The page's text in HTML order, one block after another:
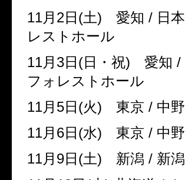
11月 2日(土) 愛知 / 日
レストホール
11月 3日(日・祝) 愛知 /
フォレストホール
11月 5日(火) 東京 / 中
11月 6日(水) 東京 / 中
11月 9日(土) 新潟 / 新